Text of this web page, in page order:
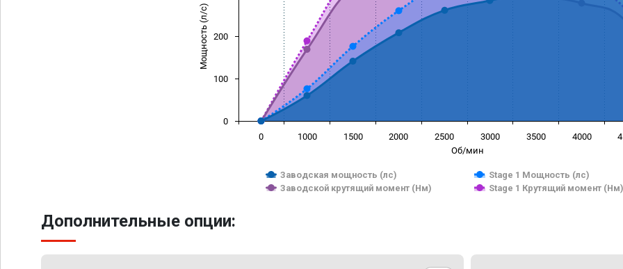
Об/мин
Мощность (л/с)
Заводская мощность (лс)
Stage 1 Мощность (лс)
Заводской крутящий момент (Нм)
Stage 1 Крутящий момент (Нм)
0 1000 1500 2000 2500 3000 3500 4000
0
100
200
Дополнительные опции: